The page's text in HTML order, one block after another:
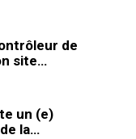
de
site…
un (e)
la…